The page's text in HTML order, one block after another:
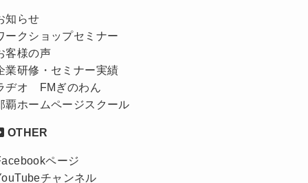
知らせ
ークショップセミナー
客様の声
業研修・セミナー実績
ヂオ FMぎのわん
覇ホームページスクール
OTHER
ページ
チャンネル